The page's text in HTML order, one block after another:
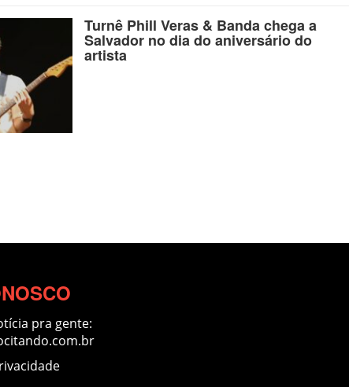
Turnê Phill Veras & Banda chega a
Salvador no dia do aniversário do
artista
pra gente: